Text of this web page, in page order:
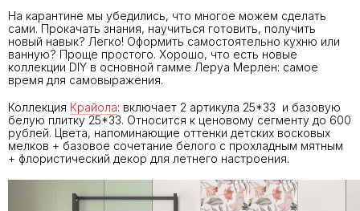
На карантине мы убедились, что многое можем сделать
сами. Прокачать знания, научиться готовить, получить
новый навык? Легко! Оформить самостоятельно кухню или
ванную? Проще простого. Хорошо, что есть новые
коллекции DIY в основной гамме Леруа Мерлен: самое
время для самовыражения.
Коллекция Крайола: включает 2 артикула 25*33 и базовую
белую плитку 25*33. Относится к ценовому сегменту до 600
рублей. Цвета, напоминающие оттенки детских восковых
мелков + базовое сочетание белого с прохладным мятным
+ флористический декор для летнего настроения.